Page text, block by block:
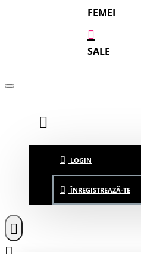
FEMEI
SALE
LOGIN
ÎNREGISTREAZĂ-TE